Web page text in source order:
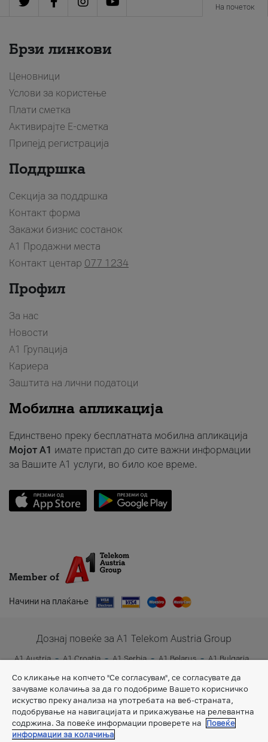
На почеток
Брзи линкови
Ценовници
Услови за користење
Плати сметка
Активирајте Е-сметка
Припејд регистрација
Поддршка
Секција за поддршка
Контакт форма
Закажи бизнис состанок
A1 Продажни места
Контакт центар 077 1234
Профил
За нас
Новости
А1 Групација
Кариера
Заштита на лични податоци
Мобилна апликација
Единствено преку бесплатната мобилна апликација
Мојот A1 имате пристап до сите важни информации
за Вашите A1 услуги, во било кое време.
Member of
Начини на плаќање
Дознај повеќе за A1 Telekom Austria Group
A1 Austria A1 Croatia A1 Serbia A1 Belarus
A1 Bulgaria
A1 Slovenia
A1 Digital
Со кликање на копчето "Се согласувам", се согласувате да
зачуваме колачиња за да го подобриме Вашето корисничко
искуство преку анализа на употребата на веб-страната,
подобрување на навигацијата и прикажување на релевантна
содржина. За повеќе информации проверете на
Повеќе
информации за колачиња